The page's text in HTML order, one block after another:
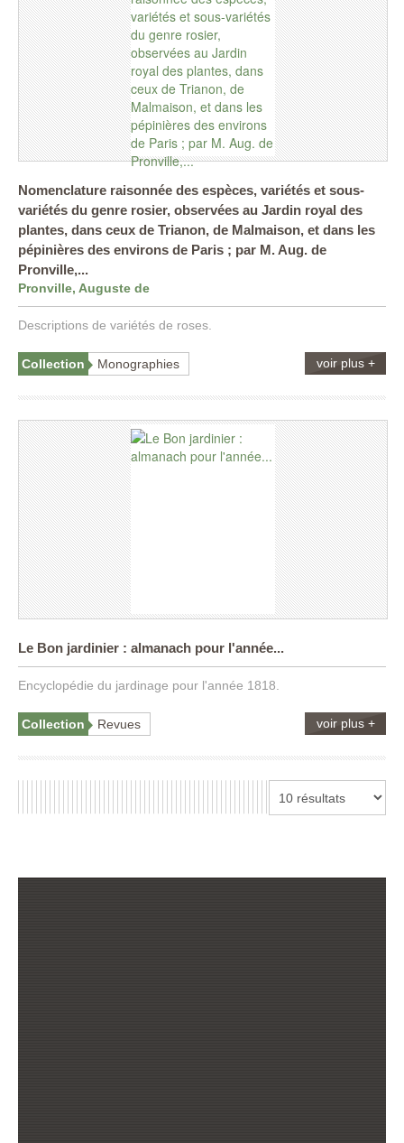
Nomenclature raisonnée des espèces, variétés et sous-
variétés du genre rosier, observées au Jardin royal des
plantes, dans ceux de Trianon, de Malmaison, et dans les
pépinières des environs de Paris ; par M. Aug. de
Pronville,...
Pronville, Auguste de
Descriptions de variétés de roses.
Collection Monographies voir plus +
Le Bon jardinier : almanach pour l'année...
Encyclopédie du jardinage pour l'année 1818.
Collection Revues voir plus +